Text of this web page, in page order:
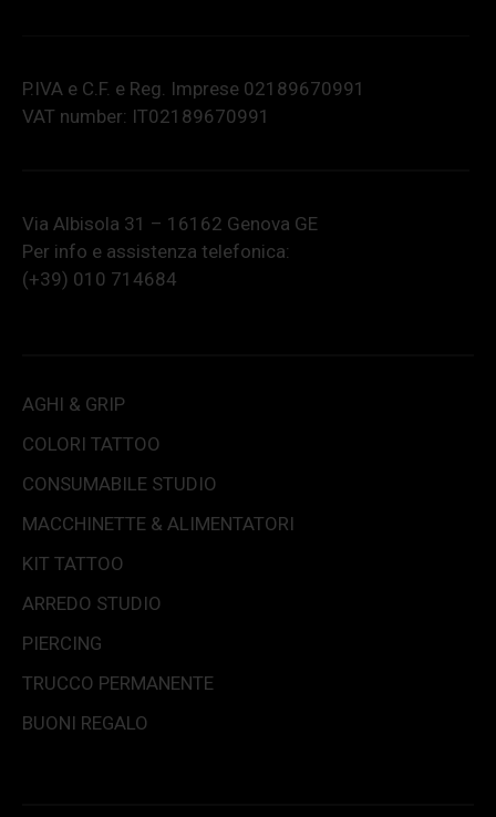
P.IVA e C.F. e Reg. Imprese 02189670991
VAT number: IT02189670991
Via Albisola 31 – 16162 Genova GE
Per info e assistenza telefonica:
(+39) 010 714684
AGHI & GRIP
COLORI TATTOO
CONSUMABILE STUDIO
MACCHINETTE & ALIMENTATORI
KIT TATTOO
ARREDO STUDIO
PIERCING
TRUCCO PERMANENTE
BUONI REGALO